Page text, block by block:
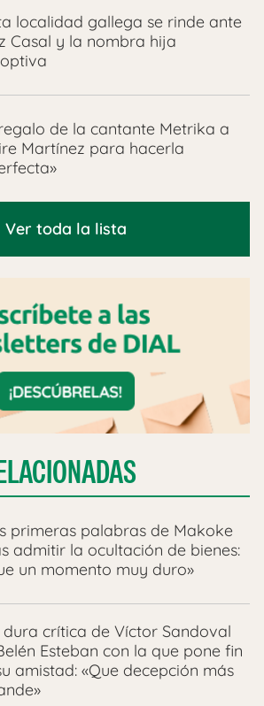
localidad gallega se rinde ante
Casal y la nombra hija
de la cantante Metrika a
Martínez para hacerla
Ver toda la lista
primeras palabras de Makoke
admitir la ocultación de bienes:
un momento muy duro»
dura crítica de Víctor Sandoval
Esteban con la que pone fin
amistad: «Que decepción más